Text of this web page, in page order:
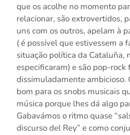
que os acolhe no momento
relacionar, são extrovertidos,
uns com os outros, apelam à
( é possível que estivessem a
situação política da Cataluña,
especificaram) e são pop-rock
dissimuladamente ambicioso.
bom para os snobs musicais
música porque lhes dá algo
Gabavámos o ritmo quase
discurso del Rey” e como